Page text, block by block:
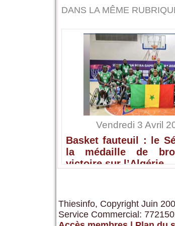
DANS LA MÊME
Vendredi 3 Avril
Basket fauteuil : le
la médaille de
victoire sur l’Algérie
Thiesinfo, Copyright Juin
Service Commercial: